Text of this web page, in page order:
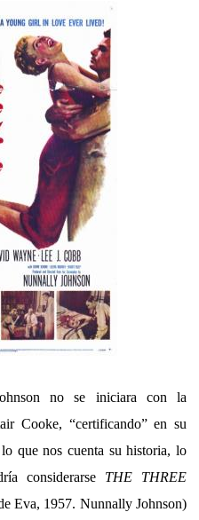
no se iniciara con la
Cooke, “certificando” en su
que nos cuenta su historia, lo
considerarse THE THREE
Eva, 1957. Nunnally Johnson)